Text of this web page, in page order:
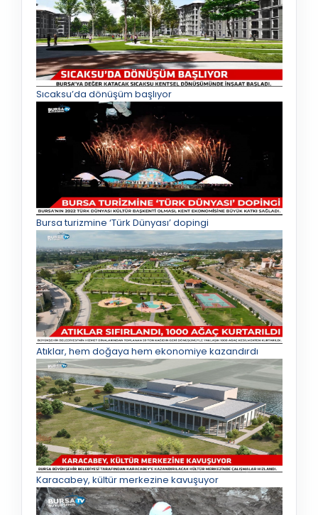
Sıcaksu’da dönüşüm başlıyor
Bursa turizmine ‘Türk Dünyası’ dopingi
Atıklar, hem doğaya hem ekonomiye kazandırdı
Karacabey, kültür merkezine kavuşuyor